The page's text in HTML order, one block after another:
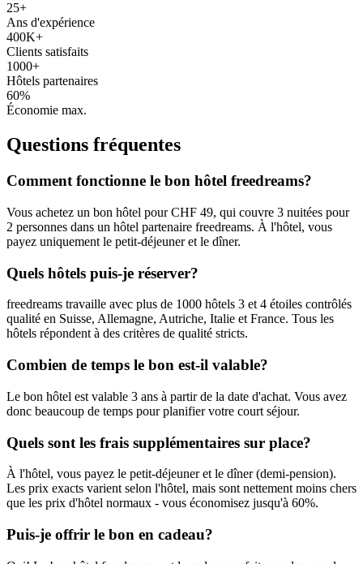
25+
Ans d'expérience
400K+
Clients satisfaits
1000+
Hôtels partenaires
60%
Économie max.
Questions fréquentes
Comment fonctionne le bon hôtel freedreams?
Vous achetez un bon hôtel pour CHF 49, qui couvre 3 nuitées pour
2 personnes dans un hôtel partenaire freedreams. À l'hôtel, vous
payez uniquement le petit-déjeuner et le dîner.
Quels hôtels puis-je réserver?
freedreams travaille avec plus de 1000 hôtels 3 et 4 étoiles contrôlés
qualité en Suisse, Allemagne, Autriche, Italie et France. Tous les
hôtels répondent à des critères de qualité stricts.
Combien de temps le bon est-il valable?
Le bon hôtel est valable 3 ans à partir de la date d'achat. Vous avez
donc beaucoup de temps pour planifier votre court séjour.
Quels sont les frais supplémentaires sur place?
À l'hôtel, vous payez le petit-déjeuner et le dîner (demi-pension).
Les prix exacts varient selon l'hôtel, mais sont nettement moins chers
que les prix d'hôtel normaux - vous économisez jusqu'à 60%.
Puis-je offrir le bon en cadeau?